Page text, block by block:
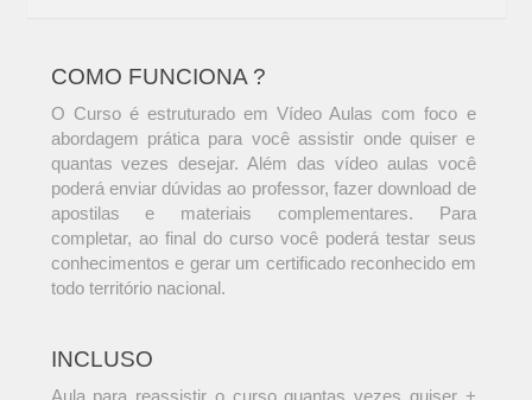
COMO FUNCIONA ?
O Curso é estruturado em Vídeo Aulas com foco e
abordagem prática para você assistir onde quiser e
quantas vezes desejar. Além das vídeo aulas você
poderá enviar dúvidas ao professor, fazer download de
apostilas e materiais complementares. Para
completar, ao final do curso você poderá testar seus
conhecimentos e gerar um certificado reconhecido em
todo território nacional.
INCLUSO